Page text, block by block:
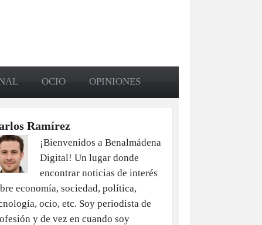
OCIO OPINIONES
Ramírez
¡Bienvenidos a Benalmádena
Digital! Un lugar donde
encontrar noticias de interés
economía, sociedad, política,
ocio, etc. Soy periodista de
y de vez en cuando soy